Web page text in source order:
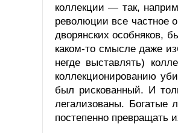
коллекции — так,
революции все частное
дворянских особняков,
каком-то смысле даже
негде выставлять)
коллекционированию
был рискованный. И
легализованы. Богатые
постепенно превращать